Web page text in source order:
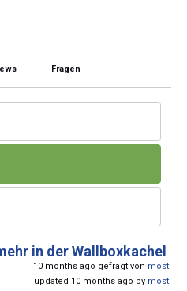
Fragen
in der Wallboxkachel
10 months ago gefragt von mosti
updated 10 months ago by mosti